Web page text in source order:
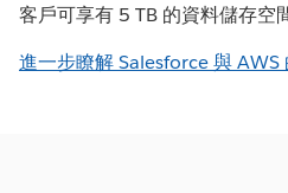
客戶可享有 5 TB 的資料儲存空
進一步瞭解 Salesforce 與 AWS